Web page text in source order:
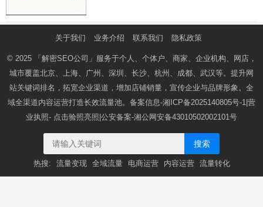
关于我们 业务介绍 联系我们 隐私政策
© 2025 「解密SEO公司」 服务于个人、个体户、商家、企业机构、网店，
城市覆盖北京、上海、广州、深圳、长沙、杭州、成都、武汉等。提升网
站关键词排名，拓宽企业渠道，增加店铺销量，宣传企业与品牌形象。全
域全渠道内容运营打造长效流量池。备案信息-湘ICP备2025140805号-1 |营
业执照- 点击验照亮照 |公安备案-湘公网安备43010502002101号
搜索
热搜: 流量变现 全域流量 电商运营 内容运营 流量转化